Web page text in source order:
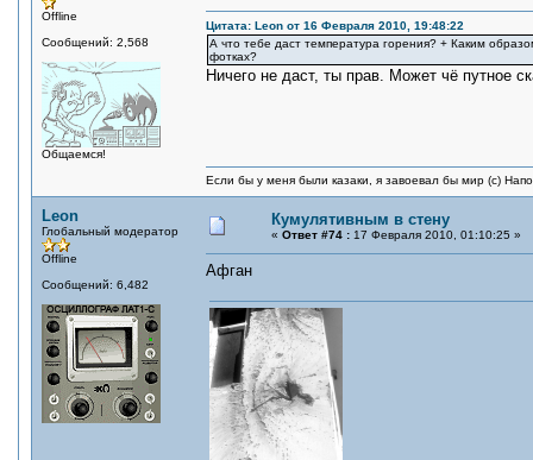
Offline
Сообщений: 2,568
Общаемся!
Цитата: Leon от 16 Февраля 2010, 19:48:22
А что тебе даст температура горения? + Каким
фотках?
Ничего не даст, ты прав. Может чё путное
Если бы у меня были казаки, я завоевал бы мир (с)
Leon
Глобальный модератор
Offline
Сообщений: 6,482
Кумулятивным в стену
« Ответ #74 : 17 Февраля 2010, 01:10:25 »
Афган